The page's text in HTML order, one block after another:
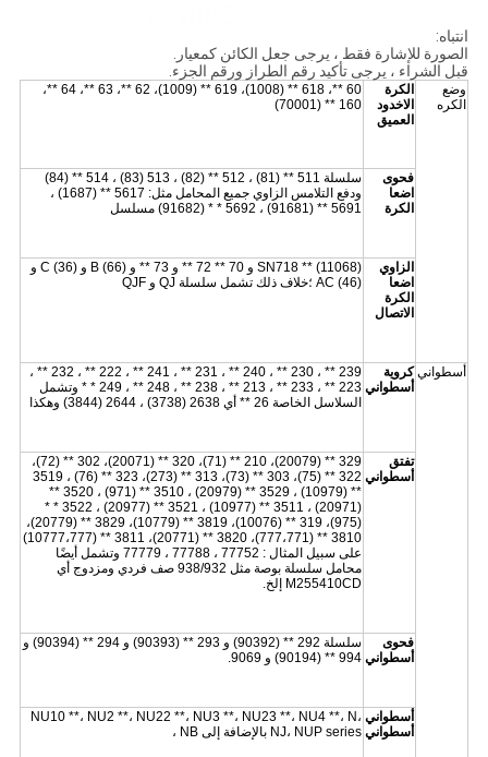
انتباه:
الصورة للإشارة فقط ، يرجى جعل الكائن كمعيار.
قبل الشراء ، يرجى تأكيد رقم الطراز ورقم الجزء.
وضع
الكره
الكرة
الاخدود
العميق
60 **، 618 ** (1008)، 619 ** (1009)، 62 **، 63 **، 64 **،
160 ** (70001)
فحوى
اضعا
الكرة
سلسلة 511 ** (81) ، 512 ** (82) ، 513 (83) ، 514 ** (84)
ودفع التلامس الزاوي جميع المحامل مثل: 5617 ** (1687) ،
5691 ** (91681) ، 5692 * * (91682) مسلسل
الزاوي
اضعا
الكرة
الاتصال
SN718 ** (11068) و 70 ** 72 ** و 73 ** و B (66) و C (36) و
AC (46) ؛خلاف ذلك تشمل سلسلة QJ و QJF
أسطواني كروية
أسطواني
239 ** ، 230 ** ، 240 ** ، 231 ** ، 241 ** ، 222 ** ، 232 ** ،
223 ** ، 233 ** ، 213 ** ، 238 ** ، 248 ** ، 249 * * وتشمل
السلاسل الخاصة 26 ** أي 2638 (3738) ، 2644 (3844) وهكذا
تفتق
أسطواني
329 ** (20079)، 210 ** (71)، 320 ** (20071)، 302 ** (72)،
322 ** (75)، 303 ** (73)، 313 ** (273)، 323 ** (76) ، 3519
** (10979) ، 3529 ** (20979) ، 3510 ** (971) ، 3520 **
(20971) ، 3511 ** (10977) ، 3521 ** (20977) ، 3522 * *
(975)، 319 ** (10076)، 3819 ** (10779)، 3829 ** (20779)،
3810 ** (777،771)، 3820 ** (20771)، 3811 ** (10777،777)
على سبيل المثال : 77752 ، 77788 ، 77779 وتشمل أيضًا
محامل سلسلة بوصة مثل 938/932 صف فردي ومزدوج أي
M255410CD إلخ.
فحوى
أسطواني
سلسلة 292 ** (90392) و 293 ** (90393) و 294 ** (90394) و
994 ** (90194) و 9069.
أسطواني
أسطواني
NU10 **، NU2 **، NU22 **، NU3 **، NU23 **، NU4 **، N،
NJ، NUP series بالإضافة إلى NB ،